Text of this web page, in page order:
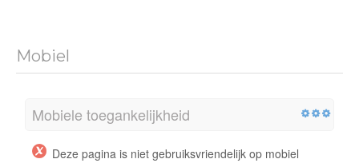
Mobiel
Mobiele toegankelijkheid
Deze pagina is niet gebruiksvriendelijk op mobiel